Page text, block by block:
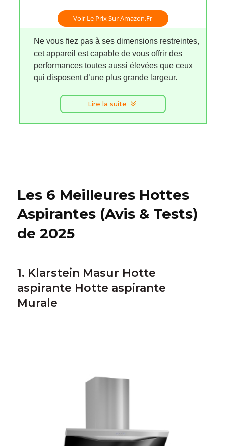
Voir Le Prix Sur Amazon.fr
Ne vous fiez pas à ses dimensions restreintes,
cet appareil est capable de vous offrir des
performances toutes aussi élevées que ceux
qui disposent d’une plus grande largeur.
Lire la suite
Les 6 Meilleures Hottes
Aspirantes (Avis & Tests)
de 2025
1. Klarstein Masur Hotte
aspirante Hotte aspirante
Murale